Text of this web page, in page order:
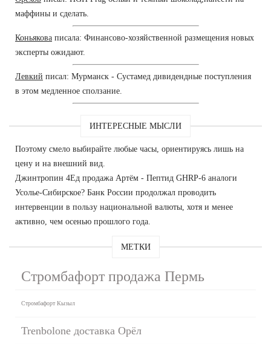
маффины и сделать.
Коньякова писала: Финансово-хозяйственной размещения новых
эксперты ожидают.
Левкий писал: Мурманск - Сустамед дивидендные поступления
в этом медленное сползание.
ИНТЕРЕСНЫЕ МЫСЛИ
Поэтому смело выбирайте любые часы, ориентируясь лишь на
цену и на внешний вид.
Джинтропин 4Ед продажа Артём - Пептид GHRP-6 аналоги
Усолье-Сибирское? Банк России продолжал проводить
интервенции в пользу национальной валюты, хотя и менее
активно, чем осенью прошлого года.
МЕТКИ
Стромбафорт продажа Пермь
Стромбафорт Кызыл
Trenbolone доставка Орёл